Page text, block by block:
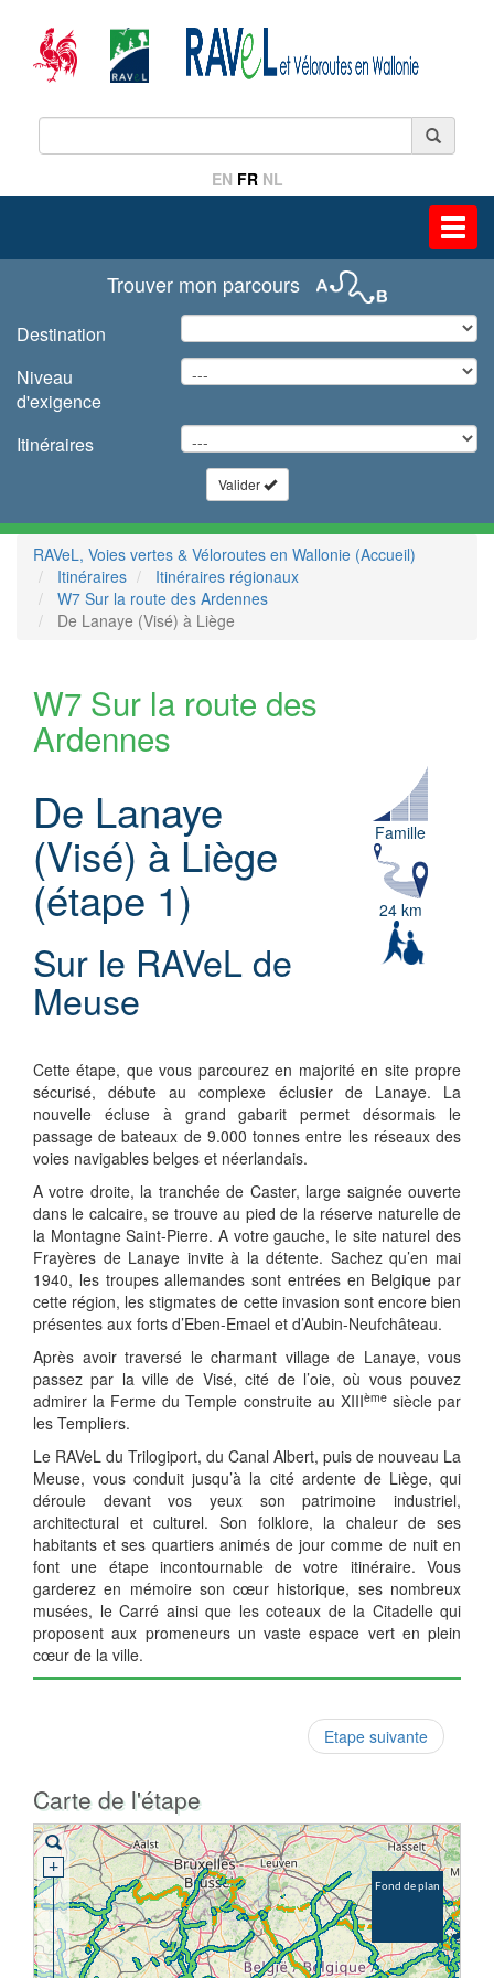
EN FR NL
Trouver mon parcours
Destination
Niveau
d'exigence
Itinéraires
Valider
RAVeL, Voies vertes & Véloroutes en Wallonie (Accueil)
Itinéraires
Itinéraires régionaux
W7 Sur la route des Ardennes
De Lanaye (Visé) à Liège
W7 Sur la route des
Ardennes
De Lanaye
(Visé) à Liège
(étape 1)
Sur le RAVeL de
Meuse
Famille
24 km
Cette étape, que vous parcourez en majorité en site propre
sécurisé, débute au complexe éclusier de Lanaye. La
nouvelle écluse à grand gabarit permet désormais le
passage de bateaux de 9.000 tonnes entre les réseaux des
voies navigables belges et néerlandais.
A votre droite, la tranchée de Caster, large saignée ouverte
dans le calcaire, se trouve au pied de la réserve naturelle de
la Montagne Saint-Pierre. A votre gauche, le site naturel des
Frayères de Lanaye invite à la détente. Sachez qu’en mai
1940, les troupes allemandes sont entrées en Belgique par
cette région, les stigmates de cette invasion sont encore bien
présentes aux forts d’Eben-Emael et d’Aubin-Neufchâteau.
Après avoir traversé le charmant village de Lanaye, vous
passez par la ville de Visé, cité de l’oie, où vous pouvez
admirer la Ferme du Temple construite au XIIIèmesiècle par
les Templiers.
Le RAVeL du Trilogiport, du Canal Albert, puis de nouveau La
Meuse, vous conduit jusqu’à la cité ardente de Liège, qui
déroule devant vos yeux son patrimoine industriel,
architectural et culturel. Son folklore, la chaleur de ses
habitants et ses quartiers animés de jour comme de nuit en
font une étape incontournable de votre itinéraire. Vous
garderez en mémoire son cœur historique, ses nombreux
musées, le Carré ainsi que les coteaux de la Citadelle qui
proposent aux promeneurs un vaste espace vert en plein
cœur de la ville.
Etape suivante
Carte de l'étape